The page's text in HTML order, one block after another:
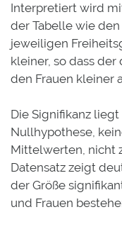
Interpretiert wird
der Tabelle wie
jeweiligen
kleiner, so dass
den Frauen kleiner
Die Signifikanz
Nullhypothese,
Mittelwerten, nicht
Datensatz zeigt
der Größe
und Frauen